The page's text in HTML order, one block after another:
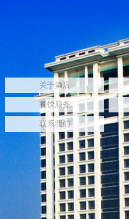
关于酒店
餐饮服务
联系我们